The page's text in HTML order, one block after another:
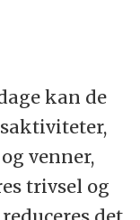
kan de
venner,
trivsel og